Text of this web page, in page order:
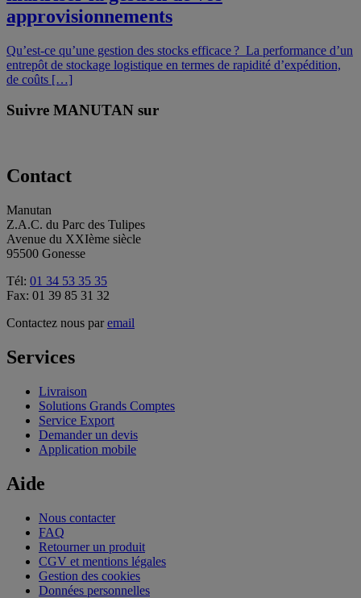
approvisionnements
Qu’est-ce qu’une gestion des stocks efficace ? La performance d’un
entrepôt de stockage logistique en termes de rapidité d’expédition,
de coûts […]
Suivre MANUTAN sur
Contact
Manutan
Z.A.C. du Parc des Tulipes
Avenue du XXIème siècle
95500 Gonesse
Tél: 01 34 53 35 35
Fax: 01 39 85 31 32
Contactez nous paremail
Services
Livraison
Solutions Grands Comptes
Service Export
Demander un devis
Application mobile
Aide
Nous contacter
FAQ
Retourner un produit
CGV et mentions légales
Gestion des cookies
Données personnelles